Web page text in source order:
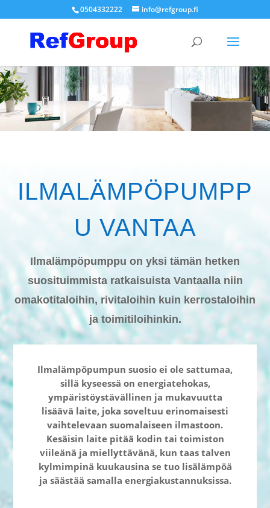
0504332222 info@refgroup.fi
ILMALÄMPÖPUMPP
U VANTAA
Ilmalämpöpumppu on yksi tämän hetken
suosituimmista ratkaisuista Vantaalla niin
omakotitaloihin, rivitaloihin kuin kerrostaloihin
ja toimitiloihinkin.
Ilmalämpöpumpun suosio ei ole sattumaa,
sillä kyseessä on energiatehokas,
ympäristöystävällinen ja mukavuutta
lisäävä laite, joka soveltuu erinomaisesti
vaihtelevaan suomalaiseen ilmastoon.
Kesäisin laite pitää kodin tai toimiston
viileänä ja miellyttävänä, kun taas talven
kylmimpinä kuukausina se tuo lisälämpöä
ja säästää samalla energiakustannuksissa.